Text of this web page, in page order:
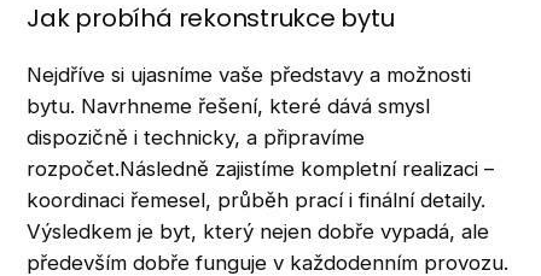
Jak probíhá rekonstrukce bytu
Nejdříve si ujasníme vaše představy a možnosti
bytu. Navrhneme řešení, které dává smysl
dispozičně i technicky, a připravíme
rozpočet.Následně zajistíme kompletní realizaci –
koordinaci řemesel, průběh prací i finální detaily.
Výsledkem je byt, který nejen dobře vypadá, ale
především dobře funguje v každodenním provozu.